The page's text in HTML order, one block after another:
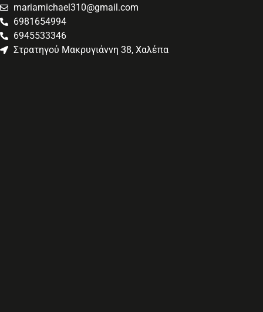
mariamichael310@gmail.com
6981654994
6945533346
Στρατηγού Μακρυγιάννη 38, Χαλέπα